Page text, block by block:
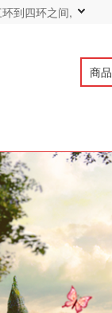
到四环之间,
商品